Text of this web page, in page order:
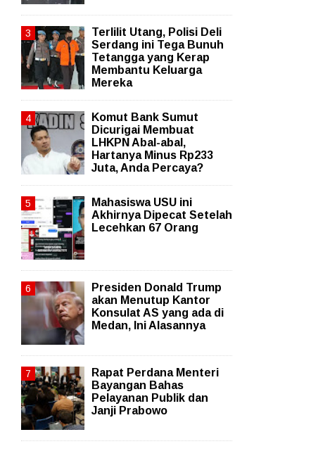
Terlilit Utang, Polisi Deli
Serdang ini Tega Bunuh
Tetangga yang Kerap
Membantu Keluarga
Mereka
Komut Bank Sumut
Dicurigai Membuat
LHKPN Abal-abal,
Hartanya Minus Rp233
Juta, Anda Percaya?
Mahasiswa USU ini
Akhirnya Dipecat Setelah
Lecehkan 67 Orang
Presiden Donald Trump
akan Menutup Kantor
Konsulat AS yang ada di
Medan, Ini Alasannya
Rapat Perdana Menteri
Bayangan Bahas
Pelayanan Publik dan
Janji Prabowo